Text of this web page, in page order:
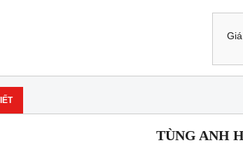
TÙNG ANH